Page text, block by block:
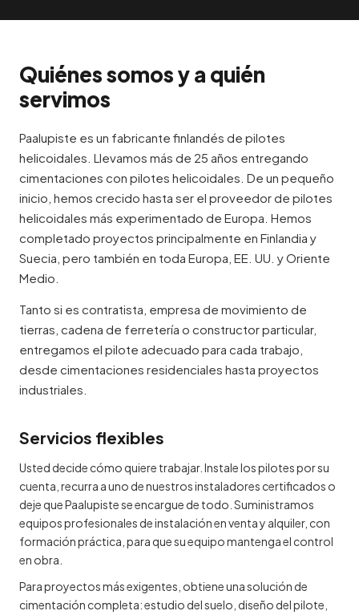
Quiénes somos y a quién
servimos
Paalupiste es un fabricante finlandés de pilotes
helicoidales. Llevamos más de 25 años entregando
cimentaciones con pilotes helicoidales. De un pequeño
inicio, hemos crecido hasta ser el proveedor de pilotes
helicoidales más experimentado de Europa. Hemos
completado proyectos principalmente en Finlandia y
Suecia, pero también en toda Europa, EE. UU. y Oriente
Medio.
Tanto si es contratista, empresa de movimiento de
tierras, cadena de ferretería o constructor particular,
entregamos el pilote adecuado para cada trabajo,
desde cimentaciones residenciales hasta proyectos
industriales.
Servicios flexibles
Usted decide cómo quiere trabajar. Instale los pilotes por su
cuenta, recurra a uno de nuestros instaladores certificados o
deje que Paalupiste se encargue de todo. Suministramos
equipos profesionales de instalación en venta y alquiler, con
formación práctica, para que su equipo mantenga el control
en obra.
Para proyectos más exigentes, obtiene una solución de
cimentación completa: estudio del suelo, diseño del pilote,